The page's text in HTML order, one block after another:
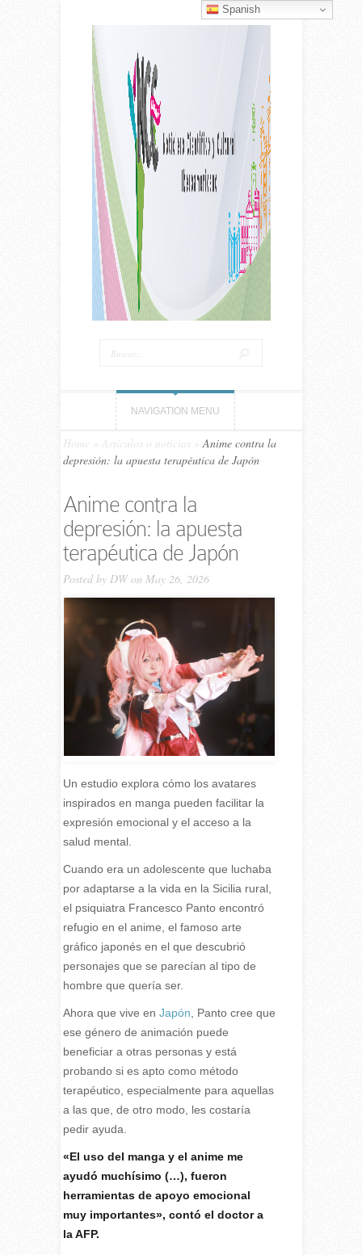
NAVIGATION MENU
Home Artículos o noticias
Anime contra la
depresión: la apuesta terapéutica de Japón
Anime contra la
depresión: la apuesta
terapéutica de Japón
Posted by DWon May 26, 2026
Un estudio explora cómo los avatares
inspirados en manga pueden facilitar la
expresión emocional y el acceso a la
salud mental.
Cuando era un adolescente que luchaba
por adaptarse a la vida en la Sicilia rural,
el psiquiatra Francesco Panto encontró
refugio en el anime, el famoso arte
gráfico japonés en el que descubrió
personajes que se parecían al tipo de
hombre que quería ser.
Ahora que vive en Japón , Panto cree que
ese género de animación puede
beneficiar a otras personas y está
probando si es apto como método
terapéutico, especialmente para aquellas
a las que, de otro modo, les costaría
pedir ayuda.
«El uso del manga y el anime me
ayudó muchísimo (…), fueron
herramientas de apoyo emocional
muy importantes», contó el doctor a
la AFP.
Spanish